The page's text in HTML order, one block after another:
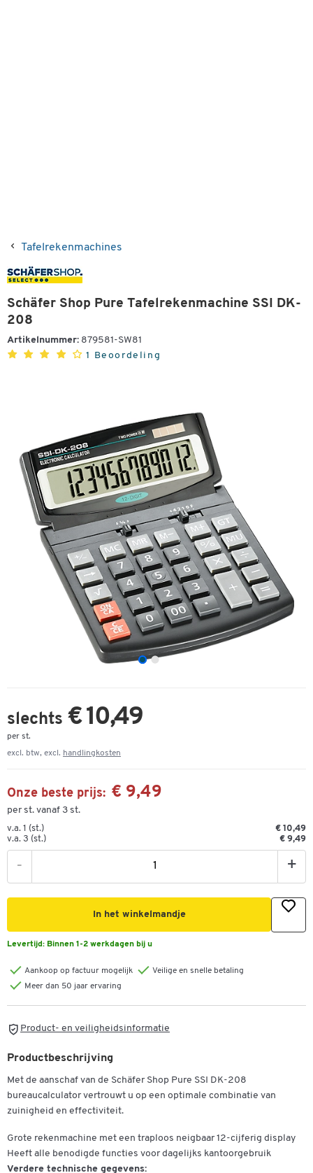
Tafelrekenmachines
Schäfer Shop Pure Tafelrekenmachine SSI DK-
208
Artikelnummer: 879581-SW81
1 Beoordeling
slechts € 10,49
per st.
excl. btw, excl. handlingkosten
Onze beste prijs: € 9,49
per st. vanaf 3 st.
v.a. 1 (st.)
€ 10,49
v.a. 3 (st.)
€ 9,49
- +
In het winkelmandje
Levertijd: Binnen 1-2 werkdagen bij u
Aankoop op factuur mogelijk
Veilige en snelle betaling
Meer dan 50 jaar ervaring
Product- en veiligheidsinformatie
Productbeschrijving
Met de aanschaf van de Schäfer Shop Pure SSI DK-208
bureaucalculator vertrouwt u op een optimale combinatie van
zuinigheid en effectiviteit.
Grote rekenmachine met een traploos neigbaar 12-cijferig display
Heeft alle benodigde functies voor dagelijks kantoorgebruik
Verdere technische gegevens: